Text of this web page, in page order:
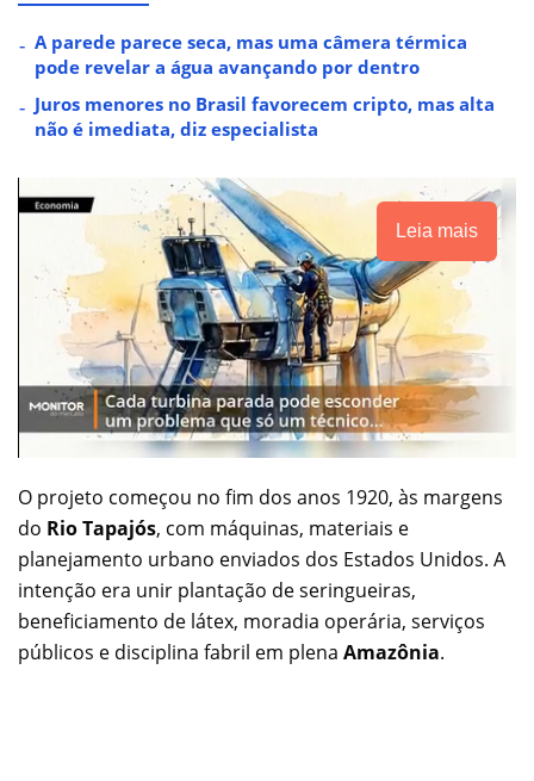
A parede parece seca, mas uma câmera térmica
pode revelar a água avançando por dentro
Juros menores no Brasil favorecem cripto, mas alta
não é imediata, diz especialista
Leia mais
O projeto começou no fim dos anos 1920, às margens
do Rio Tapajós, com máquinas, materiais e
planejamento urbano enviados dos Estados Unidos. A
intenção era unir plantação de seringueiras,
beneficiamento de látex, moradia operária, serviços
públicos e disciplina fabril em plena Amazônia.